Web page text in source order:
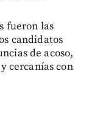
fueron las
candidatos
de acoso,
cercanías con